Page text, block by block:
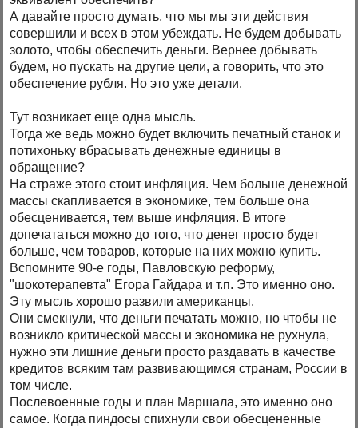
А давайте просто думать, что мы мы эти действия
совершили и всех в этом убеждать. Не будем добывать
золото, чтобы обеспечить деньги. Вернее добывать
будем, но пускать на другие цели, а говорить, что это
обеспечение рубля. Но это уже детали.
Тут возникает еще одна мысль.
Тогда же ведь можно будет включить печатный станок и
потихоньку вбрасывать денежные единицы в
обращение?
На страже этого стоит инфляция. Чем больше денежной
массы скапливается в экономике, тем больше она
обесценивается, тем выше инфляция. В итоге
допечататься можно до того, что денег просто будет
больше, чем товаров, которые на них можно купить.
Вспомните 90-е годы, Павловскую реформу,
"шокотерапевта" Егора Гайдара и т.п. Это именно оно.
Эту мысль хорошо развили американцы.
Они смекнули, что деньги печатать можно, но чтобы не
возникло критической массы и экономика не рухнула,
нужно эти лишние деньги просто раздавать в качестве
кредитов всяким там развивающимся странам, России в
том числе.
Послевоенные годы и план Маршала, это именно оно
самое. Когда пиндосы спихнули свои обесцененные